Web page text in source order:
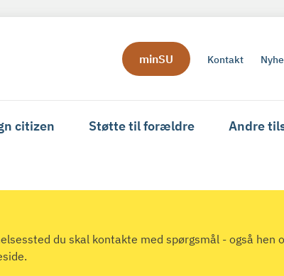
minSU Kontakt
citizen Støtte til forældre Andre
du skal kontakte med spørgsmål - også hen